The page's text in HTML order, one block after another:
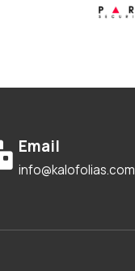
Email
info@kalofolias.com